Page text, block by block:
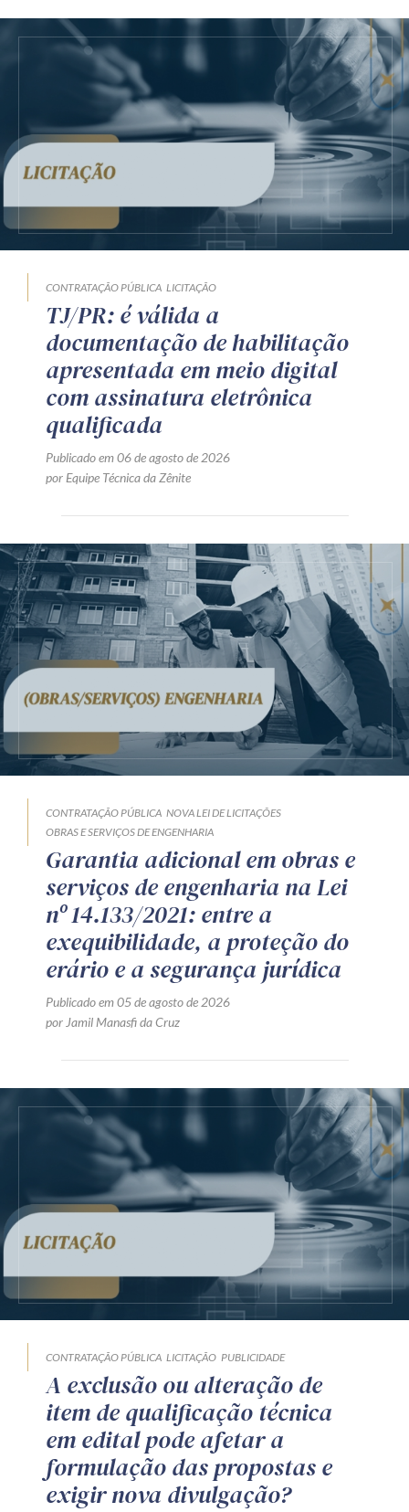
CONTRATAÇÃO PÚBLICA LICITAÇÃO
TJ/PR: é válida a
documentação de habilitação
apresentada em meio digital
com assinatura eletrônica
qualificada
Publicado em 06 de agosto de 2026
por Equipe Técnica da Zênite
CONTRATAÇÃO PÚBLICA NOVA LEI DE LICITAÇÕES
OBRAS E SERVIÇOS DE ENGENHARIA
Garantia adicional em obras e
serviços de engenharia na Lei
nº 14.133/2021: entre a
exequibilidade, a proteção do
erário e a segurança jurídica
Publicado em 05 de agosto de 2026
por Jamil Manasfi da Cruz
CONTRATAÇÃO PÚBLICA LICITAÇÃO PUBLICIDADE
A exclusão ou alteração de
item de qualificação técnica
em edital pode afetar a
formulação das propostas e
exigir nova divulgação?